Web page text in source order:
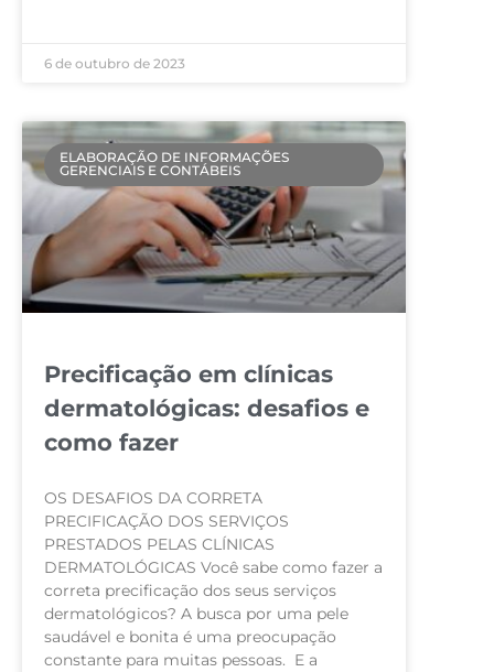
6 de outubro de 2023
ELABORAÇÃO DE INFORMAÇÕES
GERENCIAIS E CONTÁBEIS
Precificação em clínicas
dermatológicas: desafios e
como fazer
OS DESAFIOS DA CORRETA
PRECIFICAÇÃO DOS SERVIÇOS
PRESTADOS PELAS CLÍNICAS
DERMATOLÓGICAS Você sabe como fazer a
correta precificação dos seus serviços
dermatológicos? A busca por uma pele
saudável e bonita é uma preocupação
constante para muitas pessoas. E a